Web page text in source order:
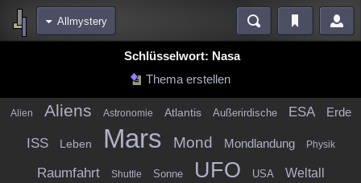
Allmystery
Diskussionen Videos
Wiki
Kriminalfälle
Schlüsselwort: Nasa
Thema erstellen
Alien Aliens Astronomie Atlantis Außerirdische ESA Erde
ISS Leben Mars Mond Mondlandung Physik
Raumfahrt Shuttle Sonne UFO USA Weltall